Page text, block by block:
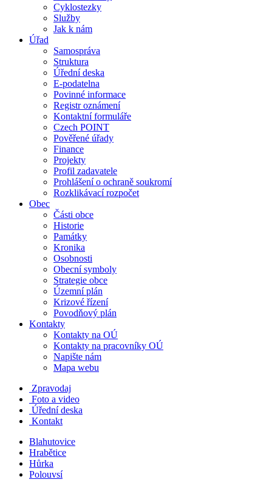
Cyklostezky
Služby
Jak k nám
Úřad
Samospráva
Struktura
Úřední deska
E-podatelna
Povinné informace
Registr oznámení
Kontaktní formuláře
Czech POINT
Pověřené úřady
Finance
Projekty
Profil zadavatele
Prohlášení o ochraně soukromí
Rozklikávací rozpočet
Obec
Části obce
Historie
Památky
Kronika
Osobnosti
Obecní symboly
Strategie obce
Územní plán
Krizové řízení
Povodňový plán
Kontakty
Kontakty na OÚ
Kontakty na pracovníky OÚ
Napište nám
Mapa webu
Zpravodaj
Foto a video
Úřední deska
Kontakt
Blahutovice
Hrabětice
Hůrka
Polouvsí